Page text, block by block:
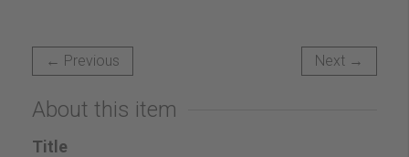
← Previous Next →
About this item
Title